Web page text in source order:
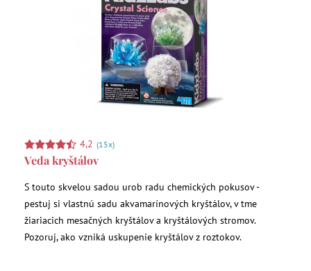
4,2 (15x)
Veda kryštálov
S touto skvelou sadou urob radu chemických pokusov -
pestuj si vlastnú sadu akvamarínových kryštálov, v tme
žiariacich mesačných kryštálov a kryštálových stromov.
Pozoruj, ako vzniká uskupenie kryštálov z roztokov.